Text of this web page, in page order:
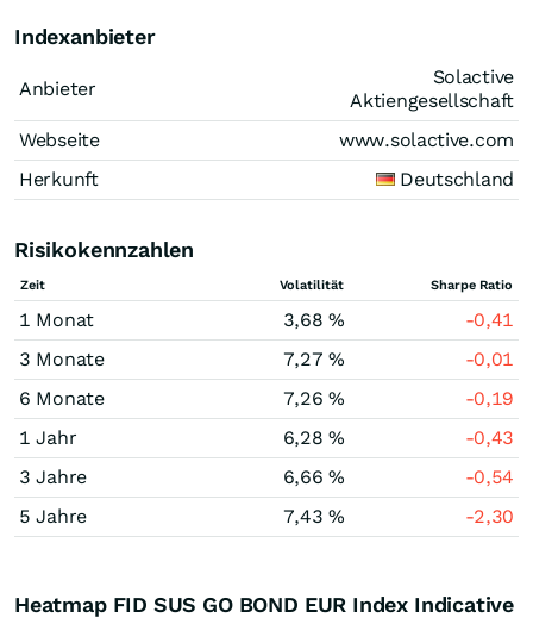
Indexanbieter
Anbieter
Solactive
Aktiengesellschaft
Webseite
www.solactive.com
Herkunft
Deutschland
Risikokennzahlen
Zeit Volatilität Sharpe Ratio
1 Monat 3,68 %
-0,41
3 Monate
7,27 %
-0,01
6 Monate
7,26 %
-0,19
1 Jahr
6,28 %
-0,43
3 Jahre
6,66 %
-0,54
5 Jahre
7,43 % -2,30
Heatmap FID SUS GO BOND EUR Index Indicative